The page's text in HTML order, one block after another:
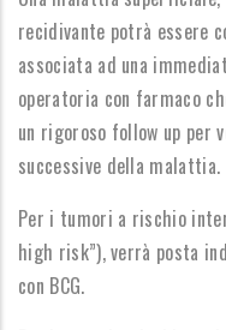
recidivante potrà essere
associata ad una
operatoria con farmaco
un rigoroso follow up per
successive della malattia.
Per i tumori a rischio
high risk”), verrà posta
con BCG.